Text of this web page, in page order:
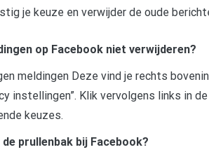
je keuze en verwijder de oude
op Facebook niet verwijderen?
meldingen Deze vind je rechts
instellingen”. Klik vervolgens links in
keuzes.
prullenbak bij Facebook?